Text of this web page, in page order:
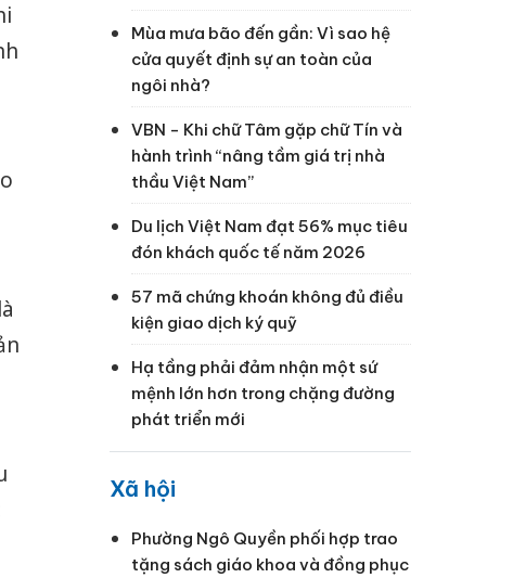
Mùa mưa bão đến gần: Vì sao hệ
cửa quyết định sự an toàn của
ngôi nhà?
VBN - Khi chữ Tâm gặp chữ Tín và
hành trình “nâng tầm giá trị nhà
thầu Việt Nam”
Du lịch Việt Nam đạt 56% mục tiêu
đón khách quốc tế năm 2026
57 mã chứng khoán không đủ điều
kiện giao dịch ký quỹ
Hạ tầng phải đảm nhận một sứ
mệnh lớn hơn trong chặng đường
phát triển mới
Xã hội
Phường Ngô Quyền phối hợp trao
tặng sách giáo khoa và đồng phục